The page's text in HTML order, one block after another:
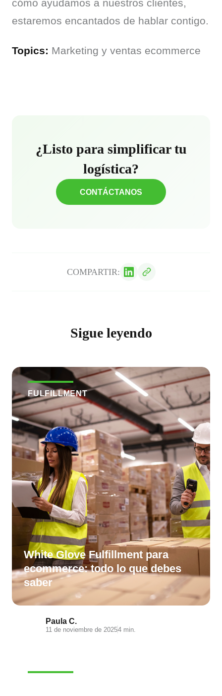
cómo ayudamos a nuestros clientes,
estaremos encantados de hablar contigo.
Topics: Marketing y ventas ecommerce
¿Listo para simplificar tu
logística?
CONTÁCTANOS
COMPARTIR:
Sigue leyendo
FULFILLMENT
White Glove Fulfillment para
ecommerce: todo lo que debes
saber
Paula C.
11 de noviembre de 20254 min.